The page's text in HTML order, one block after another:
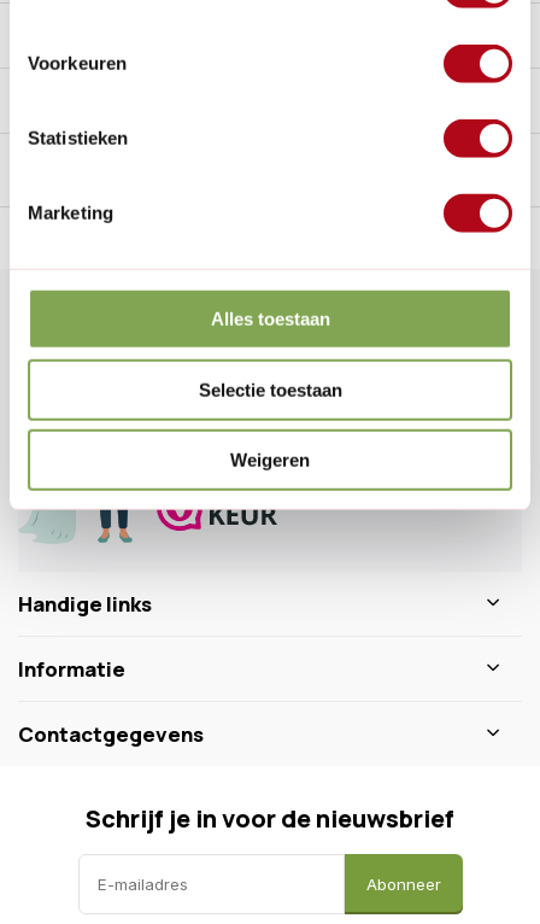
Voorkeuren
Statistieken
Marketing
Alles toestaan
Selectie toestaan
Weigeren
de tuinspecialist
Klantenservice
Veelgestelde vragen
0346 218 111
info@dewiltfang.nl
+31 640511932
Handige links
Informatie
Contactgegevens
Schrijf je in voor de nieuwsbrief
Abonneer